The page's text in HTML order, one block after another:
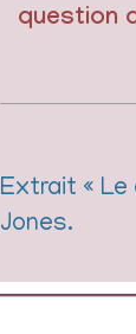
question
Extrait « Le
Jones.